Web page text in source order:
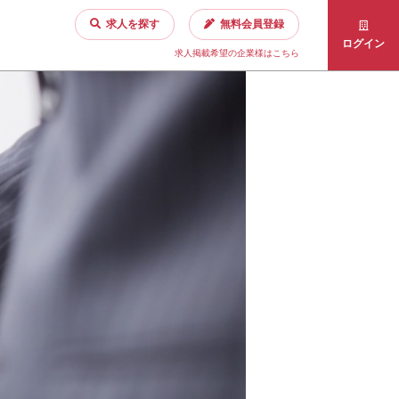
求人を探す 無料会員登録
求人掲載希望の企業様はこちら
ログイン